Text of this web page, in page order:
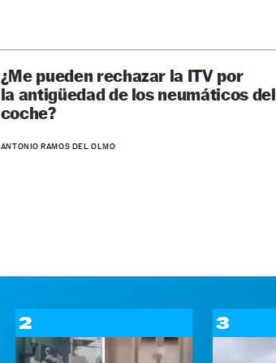
¿Me pueden rechazar la ITV por
la antigüedad de los neumáticos del
coche?
ANTONIO RAMOS DEL OLMO
2 3